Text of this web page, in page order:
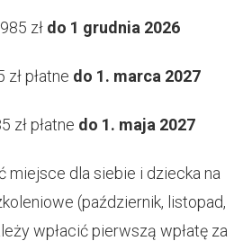
zł do 1 grudnia 2026
zł płatne do 1. marca 2027
zł płatne do 1. maja 2027
miejsce dla siebie i dziecka na
(październik, listopad,
wpłacić pierwszą wpłatę za